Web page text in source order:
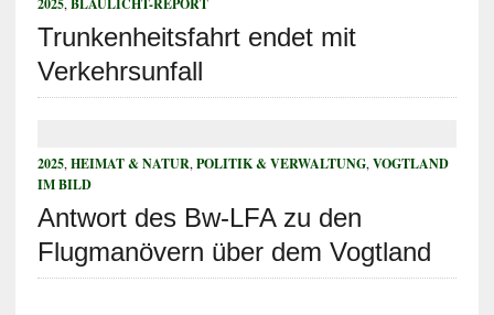
2025 BLAULICHT-REPORT
Trunkenheitsfahrt endet mit
Verkehrsunfall
2025, HEIMAT & NATUR, POLITIK & VERWALTUNG, VOGTLAND
IM BILD
Antwort des Bw-LFA zu den
Flugmanövern über dem Vogtland